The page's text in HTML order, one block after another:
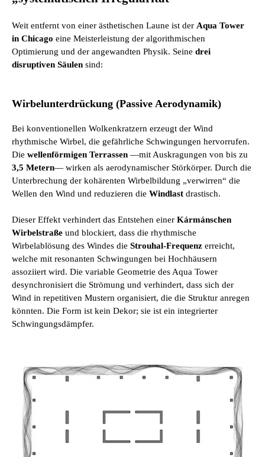
Weit entfernt von einer ästhetischen Laune ist der Aqua Tower
in Chicago eine Meisterleistung der algorithmischen
Optimierung und der angewandten Physik. Seine drei
disruptiven Säulen sind:
Wirbelunterdrückung (Passive Aerodynamik)
Bei konventionellen Wolkenkratzern erzeugt der Wind
rhythmische Wirbel, die gefährliche Schwingungen hervorrufen.
Die wellenförmigen Terrassen —mit Auskragungen von bis zu
3,5 Metern— wirken als aerodynamischer Störkörper. Durch die
Unterbrechung der kohärenten Wirbelbildung „verwirren“ die
Wellen den Wind und reduzieren die Windlast drastisch.
Dieser Effekt verhindert das Entstehen einer Kármánschen
Wirbelstraße und blockiert, dass die rhythmische
Wirbelablösung des Windes die Strouhal-Frequenz erreicht,
welche mit resonanten Schwingungen bei Hochhäusern
assoziiert wird. Die variable Geometrie des Aqua Tower
desynchronisiert die Strömung und verhindert, dass sich der
Wind in repetitiven Mustern organisiert, die die Struktur anregen
könnten. Die Form ist kein Dekor; sie ist ein integrierter
Schwingungsdämpfer.